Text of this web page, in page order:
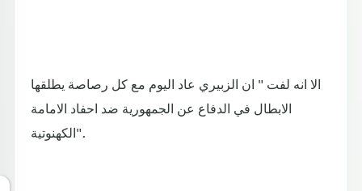
الا انه لفت " ان الزبيري عاد اليوم مع كل رصاصة يطلقها
الابطال في الدفاع عن الجمهورية ضد احفاد الامامة
الكهنوتية".